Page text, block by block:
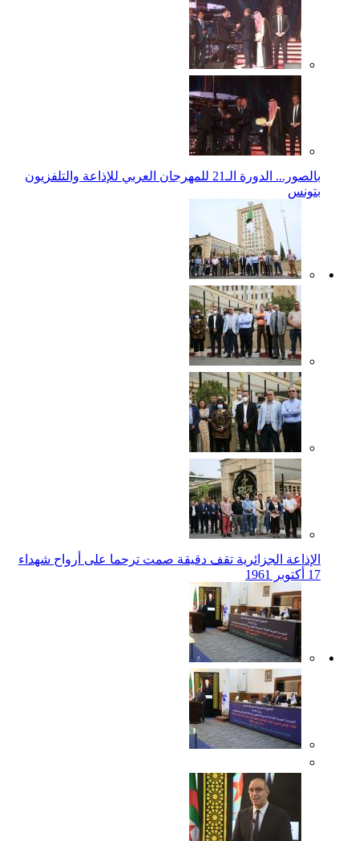
بالصور... الدورة الـ21 للمهرجان العربي للإذاعة والتلفزيون
بتونس
الإذاعة الجزائرية تقف دقيقة صمت ترحما على أرواح شهداء
17 أكتوبر 1961